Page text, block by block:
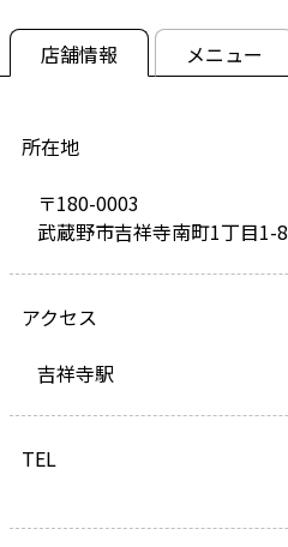
店舗情報 メニュー
所在地
〒180-0003
武蔵野市吉祥寺南町1丁目1-8
アクセス
吉祥寺駅
TEL